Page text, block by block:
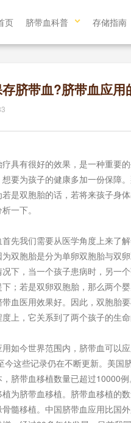
页 脐带血科普 存储指南
脐带血?脐带血应用
有很好的效果，是一种重要
要为孩子的健康多加一份保障
是双胞胎的话，若将来孩子身
一下。
我们需要从医学角度上来了
双胞胎是分为单卵双胞胎与双
下，当一个孩子患病时，另一
；若是双卵双胞胎，那么两个
血医用效果好。因此，双胞胎
上，它关系到了两个孩子的生命
今世界范围内，脐带血可以
这些记录仍在不断更新。美国
脐带血移植数量已超过10000
为脐带血移植。脐带血移植的
髓移植。中国脐带血应用比国